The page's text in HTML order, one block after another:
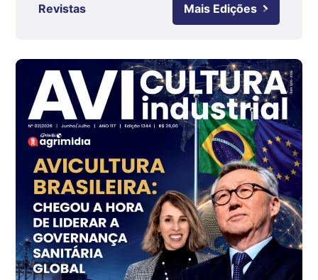
Ovo Branco - Regional
Ovo Branco - Regional
Branco
R$ 144,99
cx
Ovo Vermelho - Regional
Grande São Paulo (SP)
R$ 153,38
cx
Ovo Vermelho - Regional
Vermelho
R$ 156,33
Revistas Mais Edições